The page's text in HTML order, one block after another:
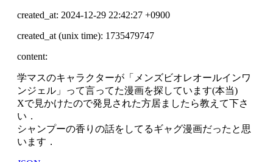
created_at: 2024-12-29 22:42:27 +0900
created_at (unix time): 1735479747
content:
学マスのキャラクターが「メンズビオレオールインワ
ンジェル」って言ってた漫画を探しています(本当)
Xで見かけたので発見された方居ましたら教えて下さ
い．
シャンプーの香りの話をしてるギャグ漫画だったと思
います．